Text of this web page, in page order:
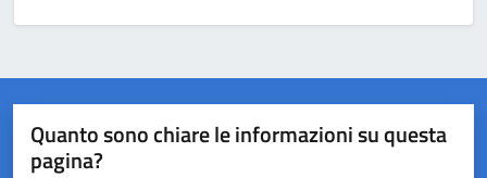
Quanto sono chiare le informazioni su questa
pagina?